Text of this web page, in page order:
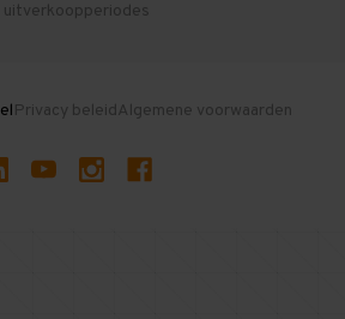
uitverkoopperiodes
Privacy beleidAlgemene voorwaarden